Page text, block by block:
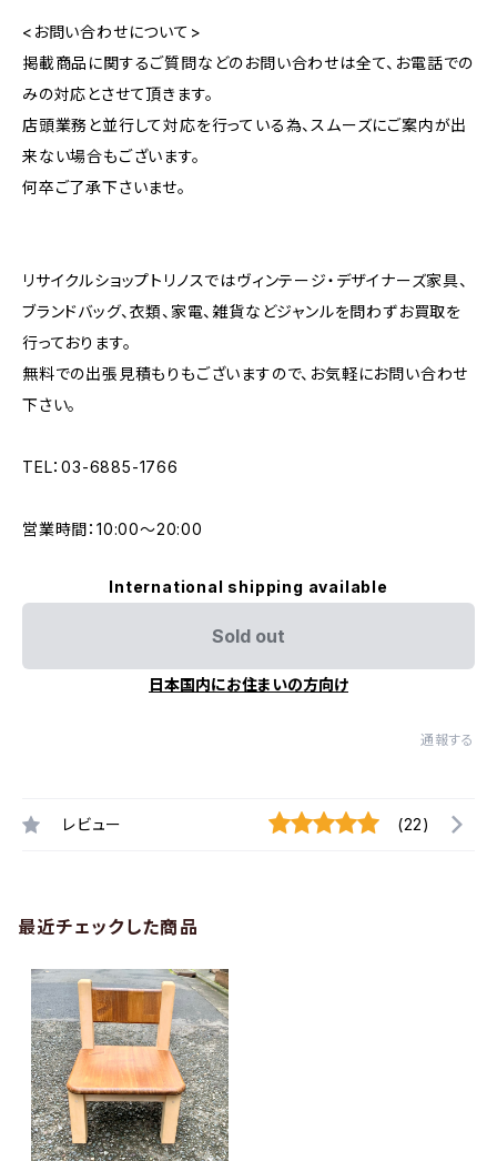
<お問い合わせについて>
掲載商品に関するご質問などのお問い合わせは全て、お電話での
みの対応とさせて頂きます。
店頭業務と並行して対応を行っている為、スムーズにご案内が出
来ない場合もございます。
何卒ご了承下さいませ。
リサイクルショップトリノスではヴィンテージ・デザイナーズ家具、
ブランドバッグ、衣類、家電、雑貨などジャンルを問わずお買取を
行っております。
無料での出張見積もりもございますので、お気軽にお問い合わせ
下さい。
TEL：03-6885-1766
営業時間：10:00〜20:00
International shipping available
Sold out
日本国内にお住まいの方向け
通報する
レビュー (22)
最近チェックした商品